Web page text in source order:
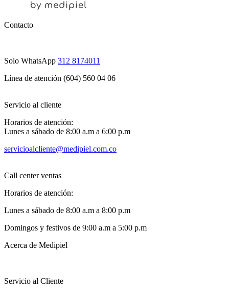
Contacto
Solo WhatsApp 312 8174011
Línea de atención (604) 560 04 06
Servicio al cliente
Horarios de atención:
Lunes a sábado de 8:00 a.m a 6:00 p.m
servicioalcliente@medipiel.com.co
Call center ventas
Horarios de atención:
Lunes a sábado de 8:00 a.m a 8:00 p.m
Domingos y festivos de 9:00 a.m a 5:00 p.m
Acerca de Medipiel
Servicio al Cliente